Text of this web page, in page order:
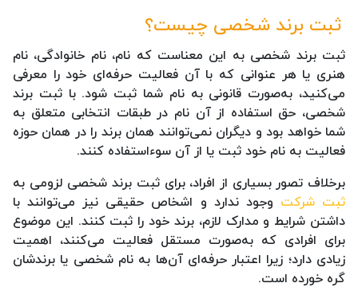
ثبت برند شخصی چیست؟
ثبت برند شخصی به این معناست که نام، نام خانوادگی، نام
هنری یا هر عنوانی که با آن فعالیت حرفه‌ای خود را معرفی
می‌کنید، به‌صورت قانونی به نام شما ثبت شود. با ثبت برند
شخصی، حق استفاده از آن نام در طبقات انتخابی متعلق به
شما خواهد بود و دیگران نمی‌توانند همان برند را در همان حوزه
فعالیت به نام خود ثبت یا از آن سوءاستفاده کنند.
برخلاف تصور بسیاری از افراد، برای ثبت برند شخصی لزومی به
ثبت شرکت وجود ندارد و اشخاص حقیقی نیز می‌توانند با
داشتن شرایط و مدارک لازم، برند خود را ثبت کنند. این موضوع
برای افرادی که به‌صورت مستقل فعالیت می‌کنند، اهمیت
زیادی دارد؛ زیرا اعتبار حرفه‌ای آن‌ها به نام شخصی یا برندشان
گره خورده است.